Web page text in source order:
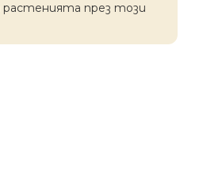
през този